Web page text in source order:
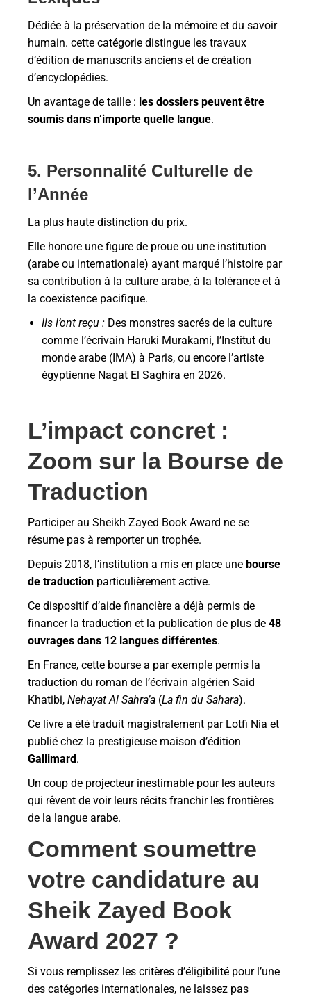
Dédiée à la préservation de la mémoire et du savoir
humain. cette catégorie distingue les travaux
d’édition de manuscrits anciens et de création
d’encyclopédies.
Un avantage de taille : les dossiers peuvent être
soumis dans n’importe quelle langue.
5. Personnalité Culturelle de
l’Année
La plus haute distinction du prix.
Elle honore une figure de proue ou une institution
(arabe ou internationale) ayant marqué l’histoire par
sa contribution à la culture arabe, à la tolérance et à
la coexistence pacifique.
Ils l’ont reçu : Des monstres sacrés de la culture
comme l’écrivain Haruki Murakami, l’Institut du
monde arabe (IMA) à Paris, ou encore l’artiste
égyptienne Nagat El Saghira en 2026.
L’impact concret :
Zoom sur la Bourse de
Traduction
Participer au Sheikh Zayed Book Award ne se
résume pas à remporter un trophée.
Depuis 2018, l’institution a mis en place une bourse
de traduction particulièrement active.
Ce dispositif d’aide financière a déjà permis de
financer la traduction et la publication de plus de 48
ouvrages dans 12 langues différentes.
En France, cette bourse a par exemple permis la
traduction du roman de l’écrivain algérien Said
Khatibi, Nehayat Al Sahra’a (La fin du Sahara).
Ce livre a été traduit magistralement par Lotfi Nia et
publié chez la prestigieuse maison d’édition
Gallimard.
Un coup de projecteur inestimable pour les auteurs
qui rêvent de voir leurs récits franchir les frontières
de la langue arabe.
Comment soumettre
votre candidature au
Sheik Zayed Book
Award 2027 ?
Si vous remplissez les critères d’éligibilité pour l’une
des catégories internationales, ne laissez pas